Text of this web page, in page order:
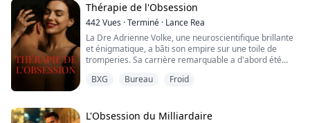
Sa voix était basse, "Tu aimes ça ? Tu aimes comment
je te touche comme ça ? Tu aimes comment je frotte
ton clitoris avec mon doig...
Thérapie de l'Obsession
442Vues ·Terminé · Lance Rea
La Dre Adrienne Volke, une neuroscientifique brillante
et énigmatique, a bâti son empire sur une toile de
tromperies. Sa carrière remarquable a d'abord été
parfums, où elle s'est consacrée à aider les patients
thérapeutiques soigneusement sélect...
BXG Bureau Froid
L'Obsession du Milliardaire